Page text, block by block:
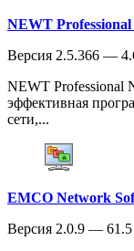
NEWT
Версия 2.5.366 —
NEWT Professional
эффективная
сети,...
EMCO Network
Версия 2.0.9 —